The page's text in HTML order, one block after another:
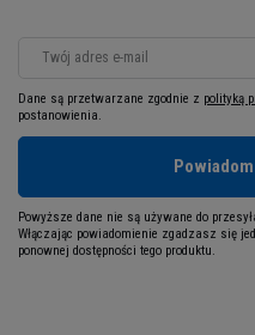
Twój adres e-mail
Dane są przetwarzane zgodnie z polityką
postanowienia.
Powyższe dane nie są używane do
Włączając powiadomienie zgadzasz się
ponownej dostępności tego produktu.